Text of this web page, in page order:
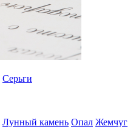
Серьги
Лунный камень Опал Жемчуг